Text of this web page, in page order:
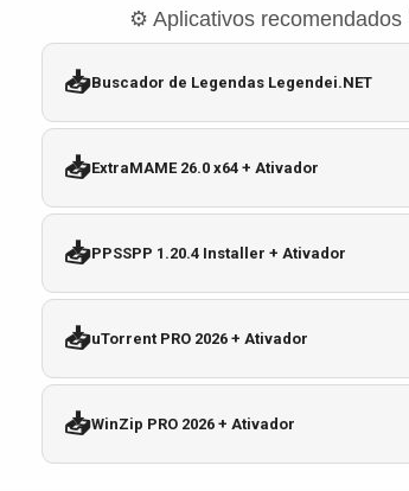
⚙️ Aplicativos recomendados
📥Buscador de Legendas Legendei.NET
📥ExtraMAME 26.0 x64 + Ativador
📥PPSSPP 1.20.4 Installer + Ativador
📥uTorrent PRO 2026 + Ativador
📥WinZip PRO 2026 + Ativador